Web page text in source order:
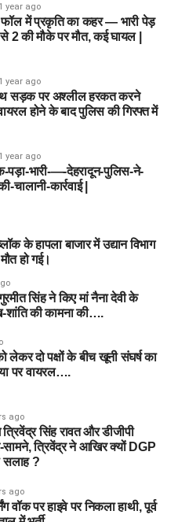
1 year ago
फॉल में प्रकृति का कहर — भारी पेड़
2 की मौके पर मौत, कई घायल |
1 year ago
सड़क पर अश्लील हरकत करने
होने के बाद पुलिस की गिरफ्त में
1 year ago
पड़ा-भारी-—-देहरादून-पुलिस-ने-
चालानी-कार्रवाई |
के हापला बाजार में उद्यान विभाग
हो गई।
सिंह ने किए मां नैना देवी के
शांति की कामना की….
दो पक्षों के बीच खूनी संघर्ष का
पर वायरल….
ago
त्रिवेंद्र सिंह रावत और डीजीपी
त्रिवेंद्र ने आखिर क्यों DGP
सलाह ?
ago
वॉक पर हाइवे पर निकला हाथी, पूर्व